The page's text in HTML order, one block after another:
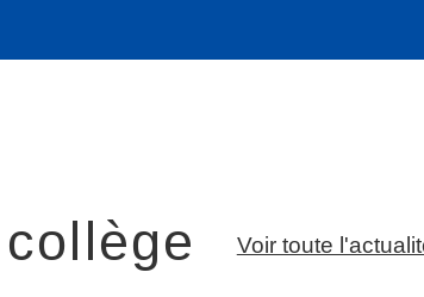
Voir toute